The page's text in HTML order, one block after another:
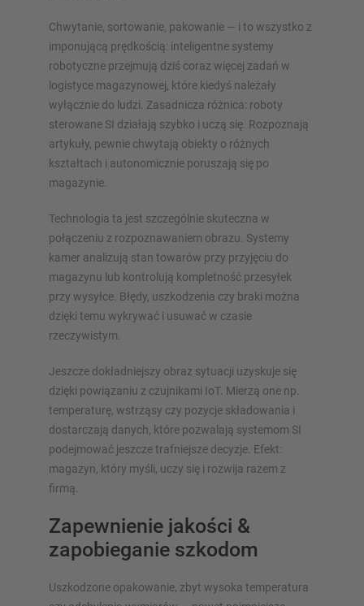
Chwytanie, sortowanie, pakowanie — i to wszystko z
imponującą prędkością: inteligentne systemy
robotyczne przejmują dziś coraz więcej zadań w
logistyce magazynowej, które kiedyś należały
wyłącznie do ludzi. Zasadnicza różnica: roboty
sterowane SI działają szybko i uczą się. Rozpoznają
artykuły, pewnie chwytają obiekty o różnych
kształtach i autonomicznie poruszają się po
magazynie.
Technologia ta jest szczególnie skuteczna w
połączeniu z rozpoznawaniem obrazu. Systemy
kamer analizują stan towarów przy przyjęciu do
magazynu lub kontrolują kompletność przesyłek
przy wysyłce. Błędy, uszkodzenia czy braki można
dzięki temu wykrywać i usuwać w czasie
rzeczywistym.
Jeszcze dokładniejszy obraz sytuacji uzyskuje się
dzięki powiązaniu z czujnikami IoT. Mierzą one np.
temperaturę, wstrząsy czy pozycje składowania i
dostarczają danych, które pozwalają systemom SI
podejmować jeszcze trafniejsze decyzje. Efekt:
magazyn, który myśli, uczy się i rozwija razem z
firmą.
Zapewnienie jakości &
zapobieganie szkodom
Uszkodzone opakowanie, zbyt wysoka temperatura